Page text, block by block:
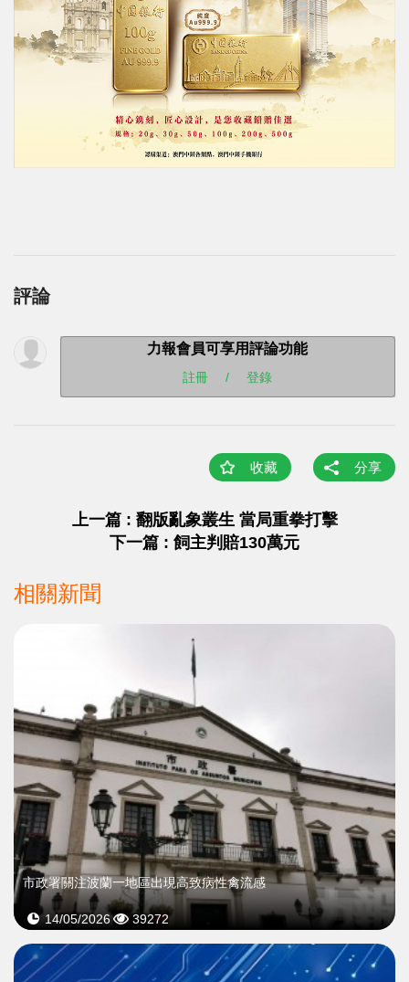
評論
力報會員可享用評論功能
註冊 / 登錄
收藏 分享
上一篇 : 翻版亂象叢生 當局重拳打擊
下一篇 : 飼主判賠130萬元
相關新聞
市政署關注波蘭一地區出現高致病性禽流感
14/05/2026 39272